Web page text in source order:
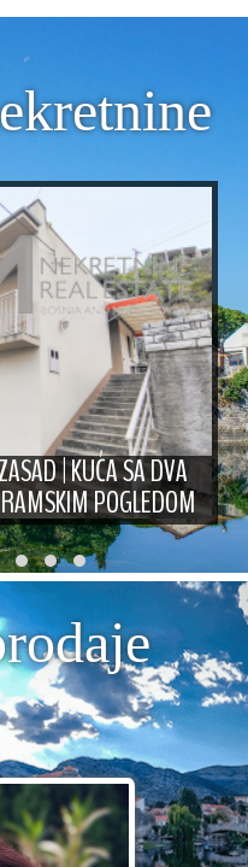
| KUĆA SA DVA
POGLEDOM